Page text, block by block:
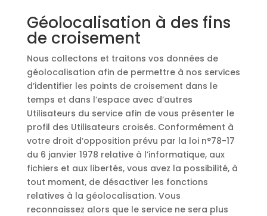
Géolocalisation à des fins
de croisement
Nous collectons et traitons vos données de
géolocalisation afin de permettre à nos services
d’identifier les points de croisement dans le
temps et dans l’espace avec d’autres
Utilisateurs du service afin de vous présenter le
profil des Utilisateurs croisés. Conformément à
votre droit d’opposition prévu par la loi n°78-17
du 6 janvier 1978 relative à l’informatique, aux
fichiers et aux libertés, vous avez la possibilité, à
tout moment, de désactiver les fonctions
relatives à la géolocalisation. Vous
reconnaissez alors que le service ne sera plus